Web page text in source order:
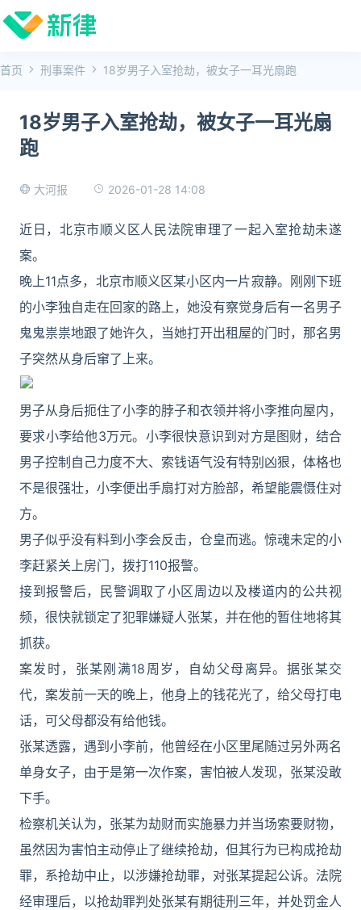
首页 刑事案件 18岁男子入室抢劫，被女子一耳光扇跑
18岁男子入室抢劫，被女子一耳光扇
跑
大河报 2026-01-28 14:08
近日，北京市顺义区人民法院审理了一起入室抢劫未遂
案。
晚上11点多，北京市顺义区某小区内一片寂静。刚刚下班
的小李独自走在回家的路上，她没有察觉身后有一名男子
鬼鬼祟祟地跟了她许久，当她打开出租屋的门时，那名男
子突然从身后窜了上来。
男子从身后扼住了小李的脖子和衣领并将小李推向屋内，
要求小李给他3万元。小李很快意识到对方是图财，结合
男子控制自己力度不大、索钱语气没有特别凶狠，体格也
不是很强壮，小李便出手扇打对方脸部，希望能震慑住对
方。
男子似乎没有料到小李会反击，仓皇而逃。惊魂未定的小
李赶紧关上房门，拨打110报警。
接到报警后，民警调取了小区周边以及楼道内的公共视
频，很快就锁定了犯罪嫌疑人张某，并在他的暂住地将其
抓获。
案发时，张某刚满18周岁，自幼父母离异。据张某交
代，案发前一天的晚上，他身上的钱花光了，给父母打电
话，可父母都没有给他钱。
张某透露，遇到小李前，他曾经在小区里尾随过另外两名
单身女子，由于是第一次作案，害怕被人发现，张某没敢
下手。
检察机关认为，张某为劫财而实施暴力并当场索要财物，
虽然因为害怕主动停止了继续抢劫，但其行为已构成抢劫
罪，系抢劫中止，以涉嫌抢劫罪，对张某提起公诉。法院
经审理后，以抢劫罪判处张某有期徒刑三年，并处罚金人